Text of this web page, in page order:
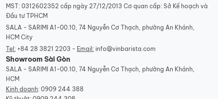
Cà phê hạt được phân loại theo hai loại chính là
Arabica và Robusta. Ngoài ra, còn có các loại hạt cà
phê khác như Culi, Moka, Cherry, Catimor.
Cà phê Arabica:Được trồng ở độ cao trên
600m, có hình dạng hạt hơi dài, vị chua nhẹ xen
lẫn với vị đắng nhẹ, màu nước nâu nhạt.
Cà phê Robusta:
MST: 0312602352 cấp ngày 27/12/2013 Cơ quan cấp: Sở Kế hoạch và
Đầu tư TPHCM
SALA - SARIMI A1-00.10, 74 Nguyễn Cơ Thạch, phường An Khánh,
HCM City
Tel: +84 28 3821 2203 - Email: info@vinbarista.com
Showroom Sài Gòn
SALA - SARIMI A1-00.10, 74 Nguyễn Cơ Thạch, phường An Khánh,
HCM
Kinh doanh: 0909 244 388